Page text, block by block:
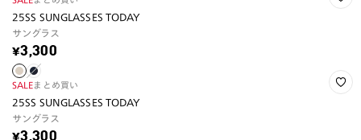
25SS SUNGLASSES TODAY
サングラス
¥3,300
SALEまとめ買い
25SS SUNGLASSES TODAY
サングラス